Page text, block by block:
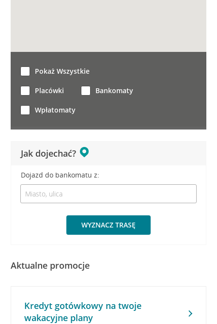
Jak dojechać?
Dojazd do bankomatu z:
WYZNACZ TRASĘ
Pokaż Wszystkie
Placówki Bankomaty
Wpłatomaty
Aktualne promocje
Kredyt gotówkowy na twoje
wakacyjne plany